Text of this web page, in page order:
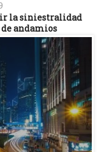
la siniestralidad
andamios